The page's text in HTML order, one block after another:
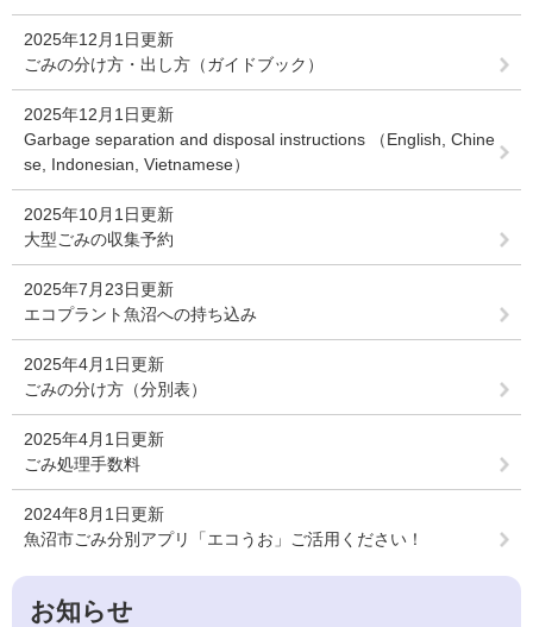
2025年12月1日更新
ごみの分け方・出し方（ガイドブック）
2025年12月1日更新
Garbage separation and disposal instructions （English, Chine
se, Indonesian, Vietnamese）
2025年10月1日更新
大型ごみの収集予約
2025年7月23日更新
エコプラント魚沼への持ち込み
2025年4月1日更新
ごみの分け方（分別表）
2025年4月1日更新
ごみ処理手数料
2024年8月1日更新
魚沼市ごみ分別アプリ「エコうお」ご活用ください！
お知らせ